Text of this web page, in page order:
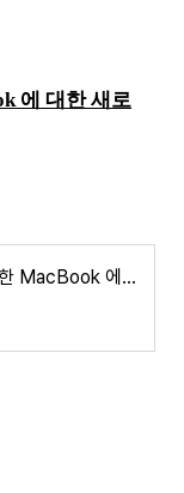
에 대한 새로
iPhone 무선 충전이 가능한 MacBook 에 대한 새로운 특허 출원에 대한 정보 등장